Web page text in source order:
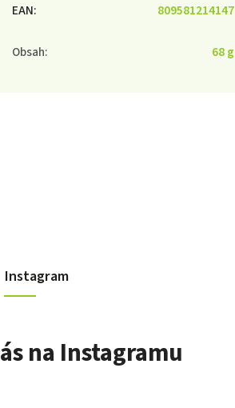
EAN: 809581214147
Obsah: 68 g
Instagram
na Instagramu